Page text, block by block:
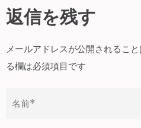
ナ
ビ
ゲ
ー
ョ
返信を残す
メールアドレスが公開されること
る欄は必須項目です